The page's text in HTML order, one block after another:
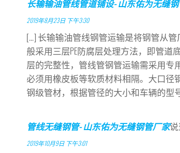
长输输油管线管道铺设- 山东佑为无缝
2019年8月23日 下午3:30
[…] 长输输油管线钢管运输是将钢管从
般采用三层PE防腐层处理方法，即管
层的完整性，管线管钢管运输需采用
必须用橡皮板等软质材料相隔。大口径
钢级管材，根据管径的大小和车辆的型
管线无缝钢管- 山东佑为无缝钢管厂家说
2019年10月9日 下午3:01